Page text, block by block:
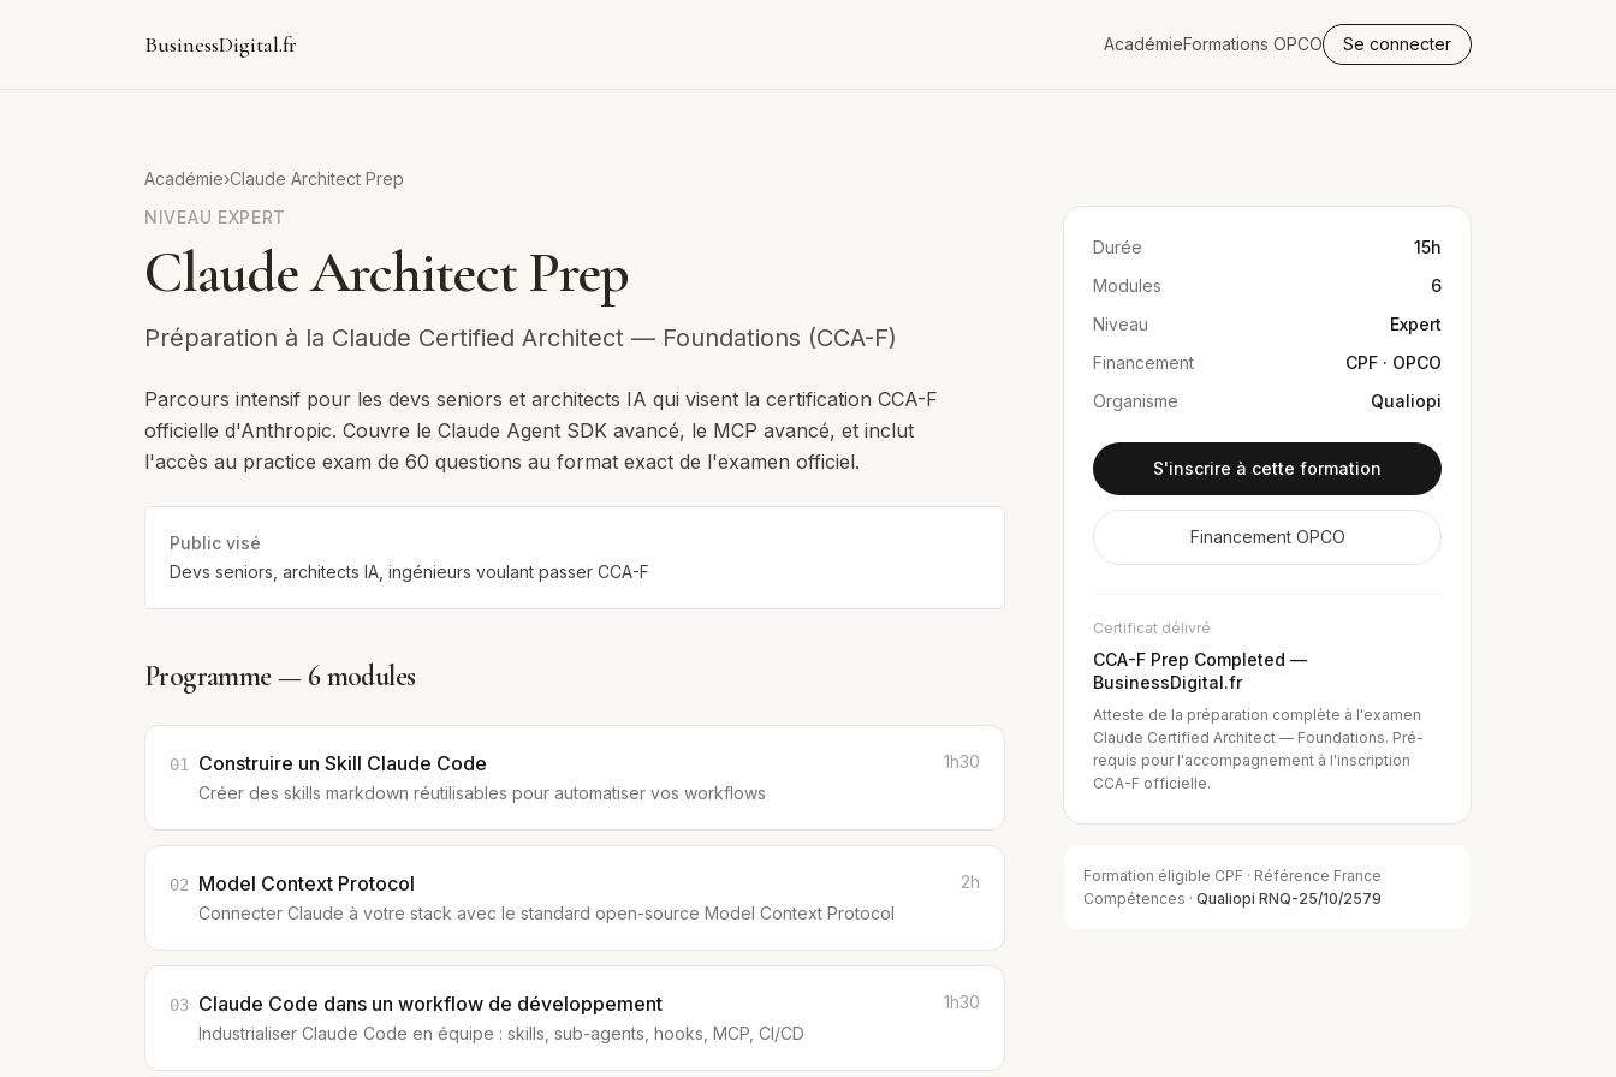
BusinessDigital.fr AcadémieFormations OPCO Se connecter
Académie›Claude Architect Prep
NIVEAU EXPERT
Claude Architect Prep
Préparation à la Claude Certified Architect — Foundations (CCA-F)
Parcours intensif pour les devs seniors et architects IA qui visent la certification CCA-F
officielle d'Anthropic. Couvre le Claude Agent SDK avancé, le MCP avancé, et inclut
l'accès au practice exam de 60 questions au format exact de l'examen officiel.
Public visé
Devs seniors, architects IA, ingénieurs voulant passer CCA-F
Programme — 6modules
01 Construire un Skill Claude Code
Créer des skills markdown réutilisables pour automatiser vos workflows
1h30
02 Model Context Protocol
Connecter Claude à votre stack avec le standard open-source Model Context Protocol
2h
03 Claude Code dans un workflow de développement
Industrialiser Claude Code en équipe : skills, sub-agents, hooks, MCP, CI/CD
1h30
Durée
15h
Modules
6
Niveau
Expert
Financement
CPF · OPCO
Organisme
Qualiopi
S'inscrire à cette formation
Financement OPCO
Certificat délivré
CCA-F Prep Completed —
BusinessDigital.fr
Atteste de la préparation complète à l'examen
Claude Certified Architect — Foundations. Pré-
requis pour l'accompagnement à l'inscription
CCA-F officielle.
Formation éligible CPF · Référence France
Compétences · Qualiopi RNQ-25/10/2579